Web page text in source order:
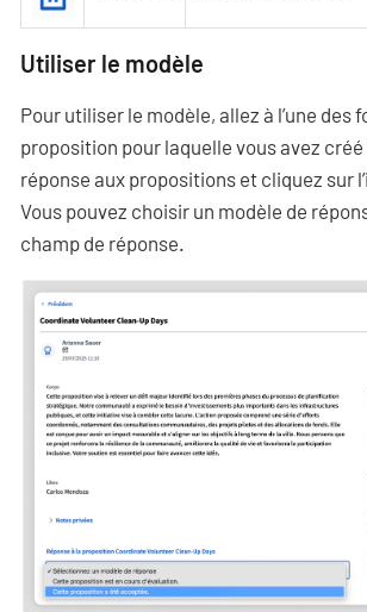
Utiliser le modèle
Pour utiliser le modèle, allez à l’une des
proposition pour laquelle vous avez créé
réponse aux propositions et cliquez sur
Vous pouvez choisir un modèle de
champ de réponse.